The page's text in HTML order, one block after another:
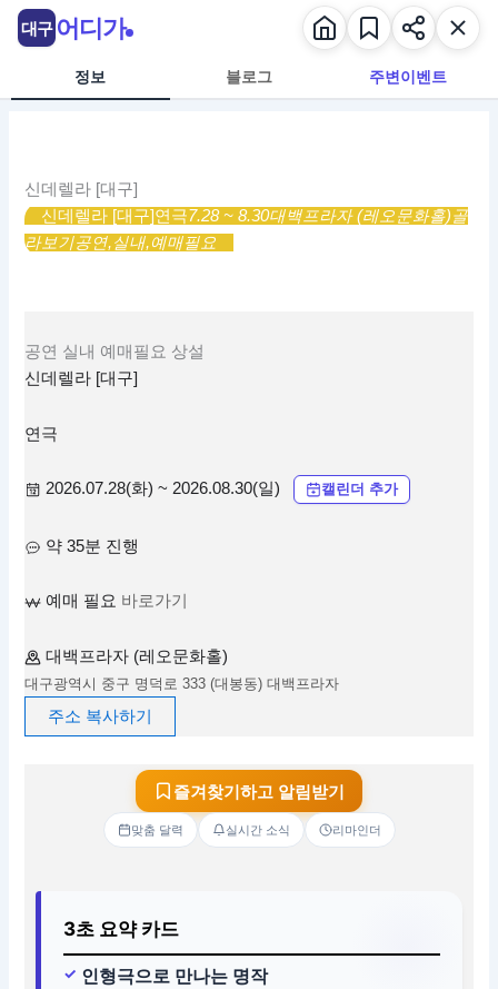
정보 블로그 주변이벤트
신데렐라 [대구]
신데렐라 [대구]연극7.28 ~ 8.30대백프라자 (레오문화홀)골
라보기공연,실내,예매필요
공연 실내 예매필요 상설
신데렐라 [대구]
연극
2026.07.28(화) ~ 2026.08.30(일) 캘린더 추가
약 35분 진행
예매 필요 바로가기
대백프라자 (레오문화홀)
대구광역시 중구 명덕로 333 (대봉동) 대백프라자
주소 복사하기
즐겨찾기하고 알림받기
맞춤 달력 실시간 소식 리마인더
3초 요약 카드
인형극으로 만나는 명작
대구 어디가